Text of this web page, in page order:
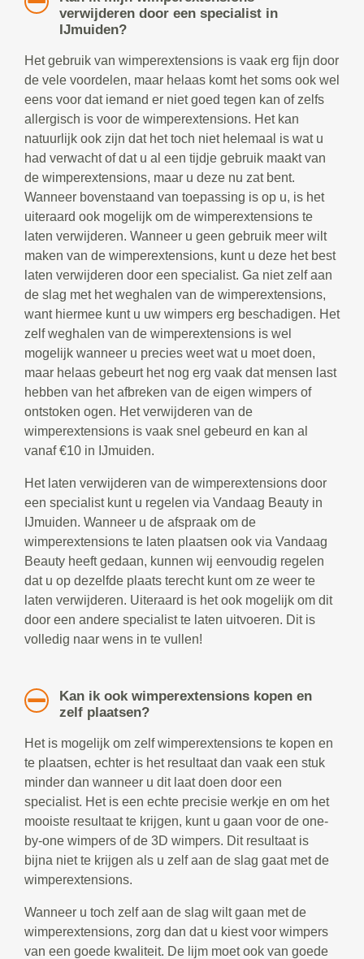
verwijderen door een specialist in
IJmuiden?
Het gebruik van wimperextensions is vaak erg fijn door
de vele voordelen, maar helaas komt het soms ook wel
eens voor dat iemand er niet goed tegen kan of zelfs
allergisch is voor de wimperextensions. Het kan
natuurlijk ook zijn dat het toch niet helemaal is wat u
had verwacht of dat u al een tijdje gebruik maakt van
de wimperextensions, maar u deze nu zat bent.
Wanneer bovenstaand van toepassing is op u, is het
uiteraard ook mogelijk om de wimperextensions te
laten verwijderen. Wanneer u geen gebruik meer wilt
maken van de wimperextensions, kunt u deze het best
laten verwijderen door een specialist. Ga niet zelf aan
de slag met het weghalen van de wimperextensions,
want hiermee kunt u uw wimpers erg beschadigen. Het
zelf weghalen van de wimperextensions is wel
mogelijk wanneer u precies weet wat u moet doen,
maar helaas gebeurt het nog erg vaak dat mensen last
hebben van het afbreken van de eigen wimpers of
ontstoken ogen. Het verwijderen van de
wimperextensions is vaak snel gebeurd en kan al
vanaf €10 in IJmuiden.
Het laten verwijderen van de wimperextensions door
een specialist kunt u regelen via Vandaag Beauty in
IJmuiden. Wanneer u de afspraak om de
wimperextensions te laten plaatsen ook via Vandaag
Beauty heeft gedaan, kunnen wij eenvoudig regelen
dat u op dezelfde plaats terecht kunt om ze weer te
laten verwijderen. Uiteraard is het ook mogelijk om dit
door een andere specialist te laten uitvoeren. Dit is
volledig naar wens in te vullen!
Kan ik ook wimperextensions kopen en
zelf plaatsen?
Het is mogelijk om zelf wimperextensions te kopen en
te plaatsen, echter is het resultaat dan vaak een stuk
minder dan wanneer u dit laat doen door een
specialist. Het is een echte precisie werkje en om het
mooiste resultaat te krijgen, kunt u gaan voor de one-
by-one wimpers of de 3D wimpers. Dit resultaat is
bijna niet te krijgen als u zelf aan de slag gaat met de
wimperextensions.
Wanneer u toch zelf aan de slag wilt gaan met de
wimperextensions, zorg dan dat u kiest voor wimpers
van een goede kwaliteit. De lijm moet ook van goede